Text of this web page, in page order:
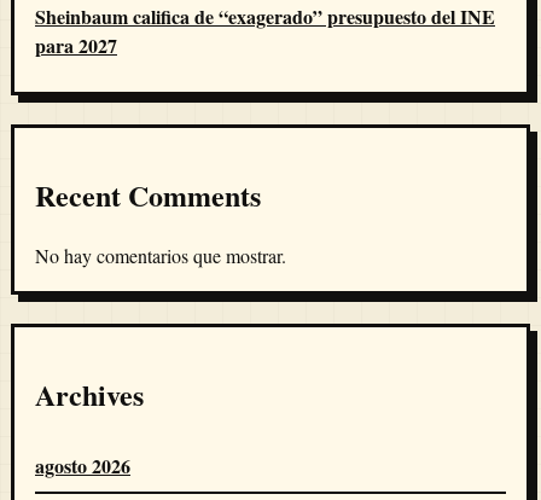
Sheinbaum califica de “exagerado” presupuesto del INE
para 2027
Recent Comments
No hay comentarios que mostrar.
Archives
agosto 2026